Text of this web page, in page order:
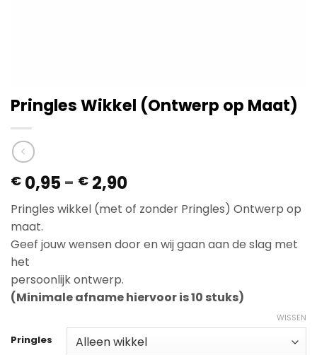
Pringles Wikkel (Ontwerp op Maat)
€ 0,95- € 2,90Prijsklasse:
€ 0,95
tot
Pringles wikkel (met of zonder Pringles) Ontwerp op
maat.
Geef jouw wensen door en wij gaan aan de slag met
het
persoonlijk ontwerp.
(Minimale afname hiervoor is 10 stuks)
Pringles
WISSEN